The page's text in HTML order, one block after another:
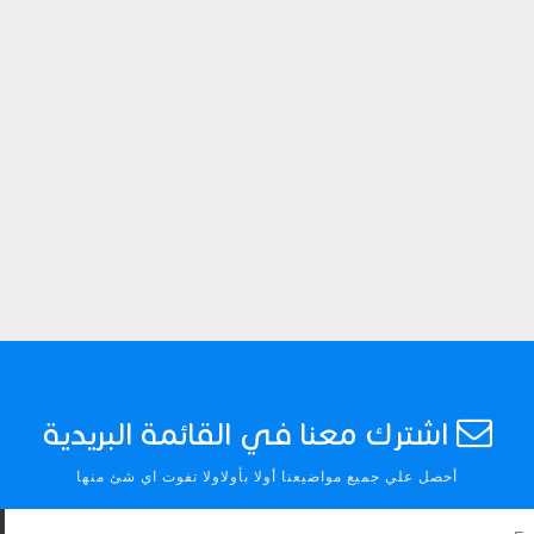
اشترك معنا في القائمة البريدية
أحصل علي جميع مواضيعنا أولا بأولاولا تفوت اي شئ منها